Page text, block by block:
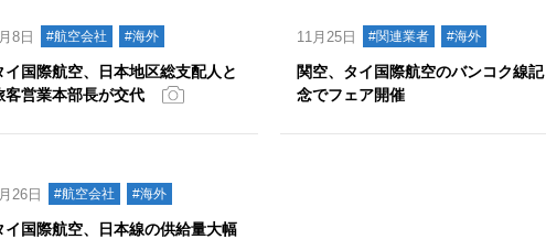
8日 #航空会社 #海外
イ国際航空、日本地区総支配人と
客営業本部長が交代
11月25日 #関連業者 #海外
関空、タイ国際航空のバンコク線記
念でフェア開催
26日 #航空会社 #海外
イ国際航空、日本線の供給量大幅